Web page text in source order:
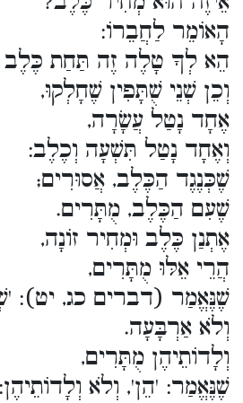
הָאוֹמֵר לַחֲבֵרוֹ:
הֵא לְךָ טָלֶה זֶה תַּחַת כֶּלֶב
וְכֵן שְׁנֵי שֻׁתָּפִין שֶׁחָלְקוּ,
אֶחָד נָטַל עֲשָׂרָה,
וְאֶחָד נָטַל תִּשְׁעָה וְכֶלֶב:
שֶׁכְּנֶגֶד הַכֶּלֶב, אֲסוּרִים;
שֶׁעִם הַכֶּלֶב, מֻתָּרִים.
אֶתְנַן כֶּלֶב וּמְחִיר זוֹנָה,
הֲרֵי אֵלּוּ מֻתָּרִים,
שֶׁנֶּאֱמַר (דברים כג, יט):
וְלֹא אַרְבָּעָה.
וְלָדוֹתֵיהֶן מֻתָּרִים,
שֶׁנֶּאֱמַר: 'הֵן', וְלֹא וְלָדוֹתֵיהֶן: